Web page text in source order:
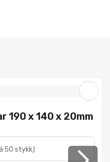
190 x 140 x 20mm
50 stykk)